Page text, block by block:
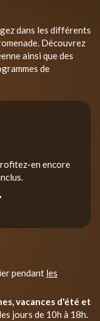
dans les différents
Découvrez
ainsi que des
de
en encore
pendant les
vacances d'été et
jours de 10h à 18h.